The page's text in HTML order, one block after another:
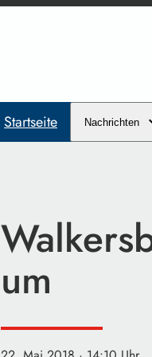
Startseite Nachrichten
um